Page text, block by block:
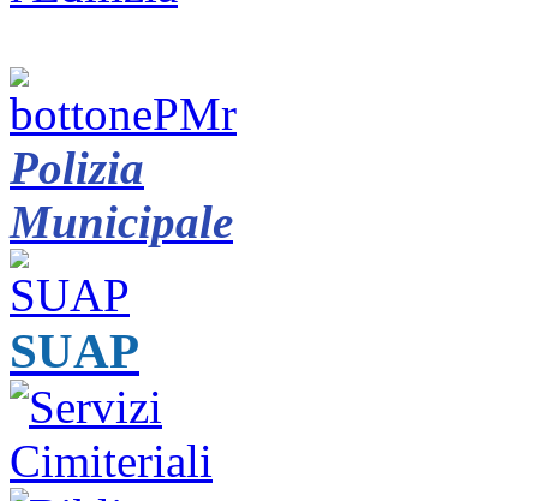
Polizia
Municipale
SUAP